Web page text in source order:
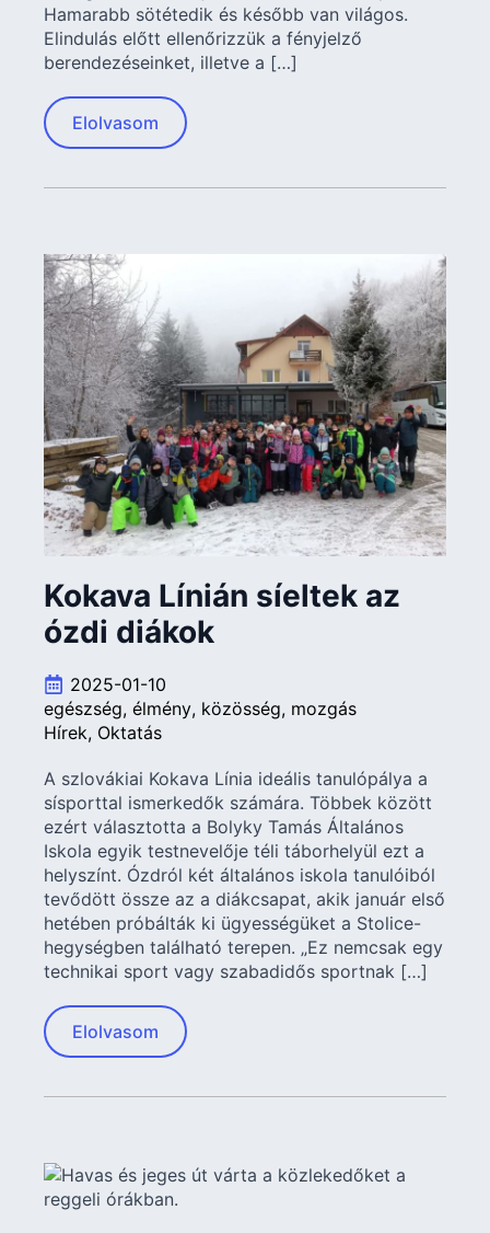
Hamarabb sötétedik és később van világos.
Elindulás előtt ellenőrizzük a fényjelző
berendezéseinket, illetve a […]
Elolvasom
Kokava Línián síeltek az
ózdi diákok
2025-01-10
egészség élmény közösség mozgás
Hírek Oktatás
A szlovákiai Kokava Línia ideális tanulópálya a
sísporttal ismerkedők számára. Többek között
ezért választotta a Bolyky Tamás Általános
Iskola egyik testnevelője téli táborhelyül ezt a
helyszínt. Ózdról két általános iskola tanulóiból
tevődött össze az a diákcsapat, akik január első
hetében próbálták ki ügyességüket a Stolice-
hegységben található terepen. „Ez nemcsak egy
technikai sport vagy szabadidős sportnak […]
Elolvasom